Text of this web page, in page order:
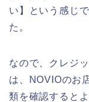
い】という感じ
た。
なので、クレジ
は、NOVIOのお
類を確認すると